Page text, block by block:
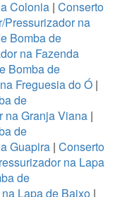
Colonia | Conserto
Pressurizador na
Bomba de
na Fazenda
Bomba de
Freguesia do Ó |
de
na Granja Viana|
de
Guapira| Conserto
na Lapa
de
Lapa de Baixo |